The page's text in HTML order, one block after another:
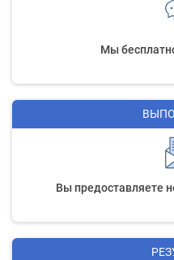
Мы
Вы предоставляете